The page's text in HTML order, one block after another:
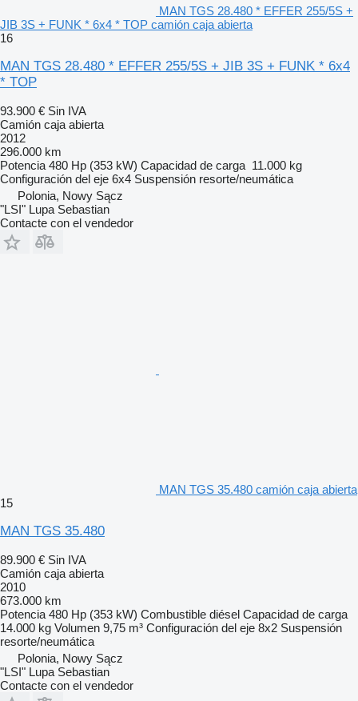
MAN TGS 28.480 * EFFER 255/5S +
JIB 3S + FUNK * 6x4 * TOP camión caja abierta
16
MAN TGS 28.480 * EFFER 255/5S + JIB 3S + FUNK * 6x4
* TOP
93.900 € Sin IVA
Camión caja abierta
2012
296.000 km
Potencia 480 Hp (353 kW) Capacidad de carga 11.000 kg
Configuración del eje 6x4 Suspensión resorte/neumática
Polonia, Nowy Sącz
"LSI" Lupa Sebastian
Contacte con el vendedor
MAN TGS 35.480 camión caja abierta
15
MAN TGS 35.480
89.900 € Sin IVA
Camión caja abierta
2010
673.000 km
Potencia 480 Hp (353 kW) Combustible diésel Capacidad de carga
14.000 kg Volumen 9,75 m³ Configuración del eje 8x2 Suspensión
resorte/neumática
Polonia, Nowy Sącz
"LSI" Lupa Sebastian
Contacte con el vendedor